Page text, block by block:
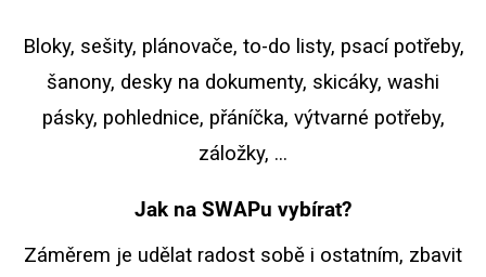
Bloky, sešity, plánovače, to-do listy, psací potřeby,
šanony, desky na dokumenty, skicáky, washi
pásky, pohlednice, přáníčka, výtvarné potřeby,
záložky, ...
Jak na SWAPu vybírat?
Záměrem je udělat radost sobě i ostatním, zbavit